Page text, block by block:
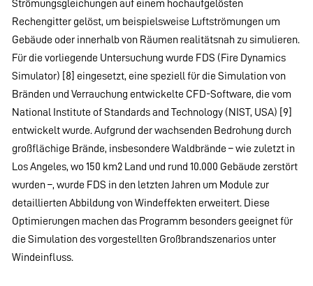
Strömungsgleichungen auf einem hochaufgelösten
Rechengitter gelöst, um beispielsweise Luftströmungen um
Gebäude oder innerhalb von Räumen realitätsnah zu simulieren.
Für die vorliegende Untersuchung wurde FDS (Fire Dynamics
Simulator) [8] eingesetzt, eine speziell für die Simulation von
Bränden und Verrauchung entwickelte CFD-Software, die vom
National Institute of Standards and Technology (NIST, USA) [9]
entwickelt wurde. Aufgrund der wachsenden Bedrohung durch
großflächige Brände, insbesondere Waldbrände – wie zuletzt in
Los Angeles, wo 150 km2 Land und rund 10.000 Gebäude zerstört
wurden –, wurde FDS in den letzten Jahren um Module zur
detaillierten Abbildung von Windeffekten erweitert. Diese
Optimierungen machen das Programm besonders geeignet für
die Simulation des vorgestellten Großbrandszenarios unter
Windeinfluss.